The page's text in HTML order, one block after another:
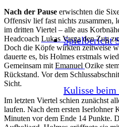
Spielbericht
Kulisse beim
Nach der Pause erwischten die
Offensiv lief fast nichts zusammen,
im dritten Viertel – alle aus
Headcoach Lukas Vargaden Zug
Doch die Köpfe wirkten zeitweise
dauerte es, bis Holmes erstmals
Gemeinsam mit Emanuel Ozike
Rückstand. Vor dem
Sicht.
Im letzten Viertel schien zunächst
laufen. Nach dem ersten Iserlohner
Minuten vor dem Ende 14 Punkte.